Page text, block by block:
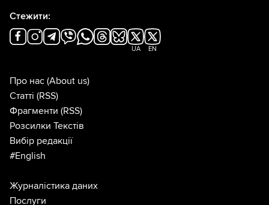
Стежити:
UA EN
Про нас (About us)
Статті (RSS)
Фрагменти (RSS)
Розсилки Текстів
Вибір редакції
#English
Журналістика даних
Послуги